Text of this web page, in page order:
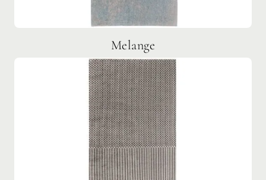
Melange